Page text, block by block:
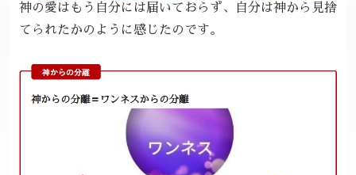
神の愛はもう自分には届いておらず、自分は神から見捨
てられたかのように感じたのです。